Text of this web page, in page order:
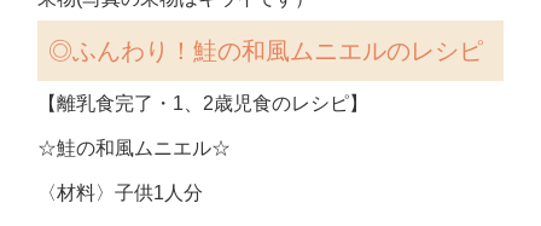
◎ふんわり！鮭の和風ムニエルのレシピ
【離乳食完了・1、2歳児食のレシピ】
☆鮭の和風ムニエル☆
〈材料〉子供1人分